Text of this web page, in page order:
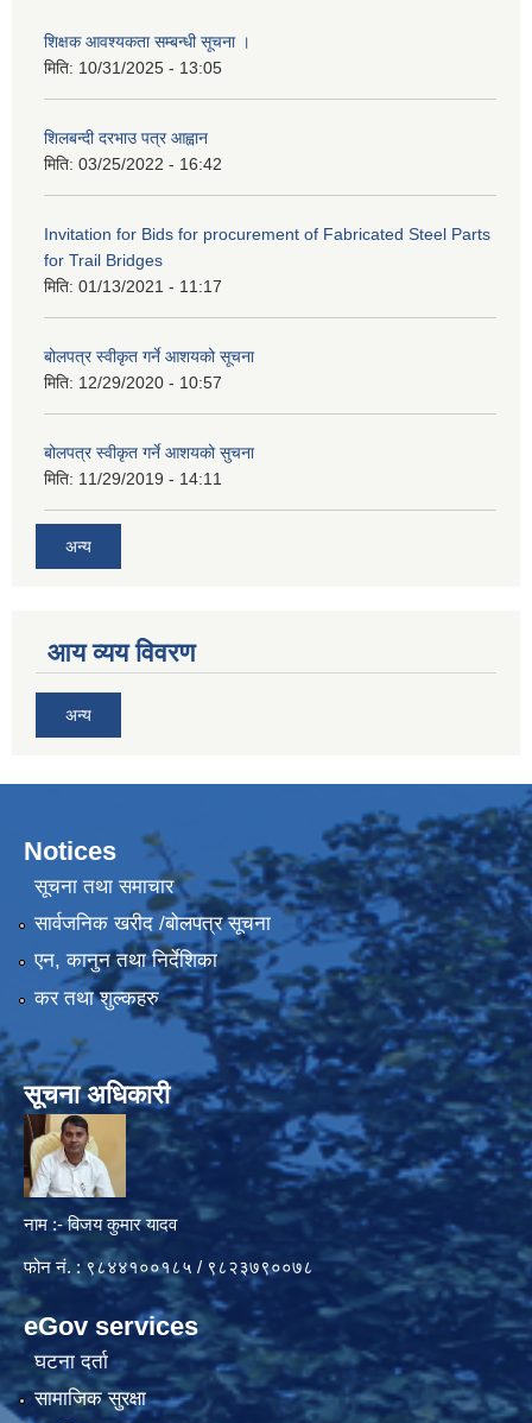
शिक्षक आवश्यकता सम्बन्धी सूचना ।
मिति: 10/31/2025 - 13:05
शिलबन्दी दरभाउ पत्र आह्वान
मिति: 03/25/2022 - 16:42
Invitation for Bids for procurement of Fabricated Steel Parts
for Trail Bridges
मिति: 01/13/2021 - 11:17
बोलपत्र स्वीकृत गर्ने आशयको सूचना
मिति: 12/29/2020 - 10:57
बोलपत्र स्वीकृत गर्ने आशयको सुचना
मिति: 11/29/2019 - 14:11
अन्य
आय व्यय विवरण
अन्य
Notices
सूचना तथा समाचार
सार्वजनिक खरीद /बोलपत्र सूचना
एन, कानुन तथा निर्देशिका
कर तथा शुल्कहरु
सूचना अधिकारी
नाम :- विजय कुमार यादव
फोन नं. : ९८४४१००१८५ / ९८२३७९००७८
eGov services
घटना दर्ता
सामाजिक सुरक्षा